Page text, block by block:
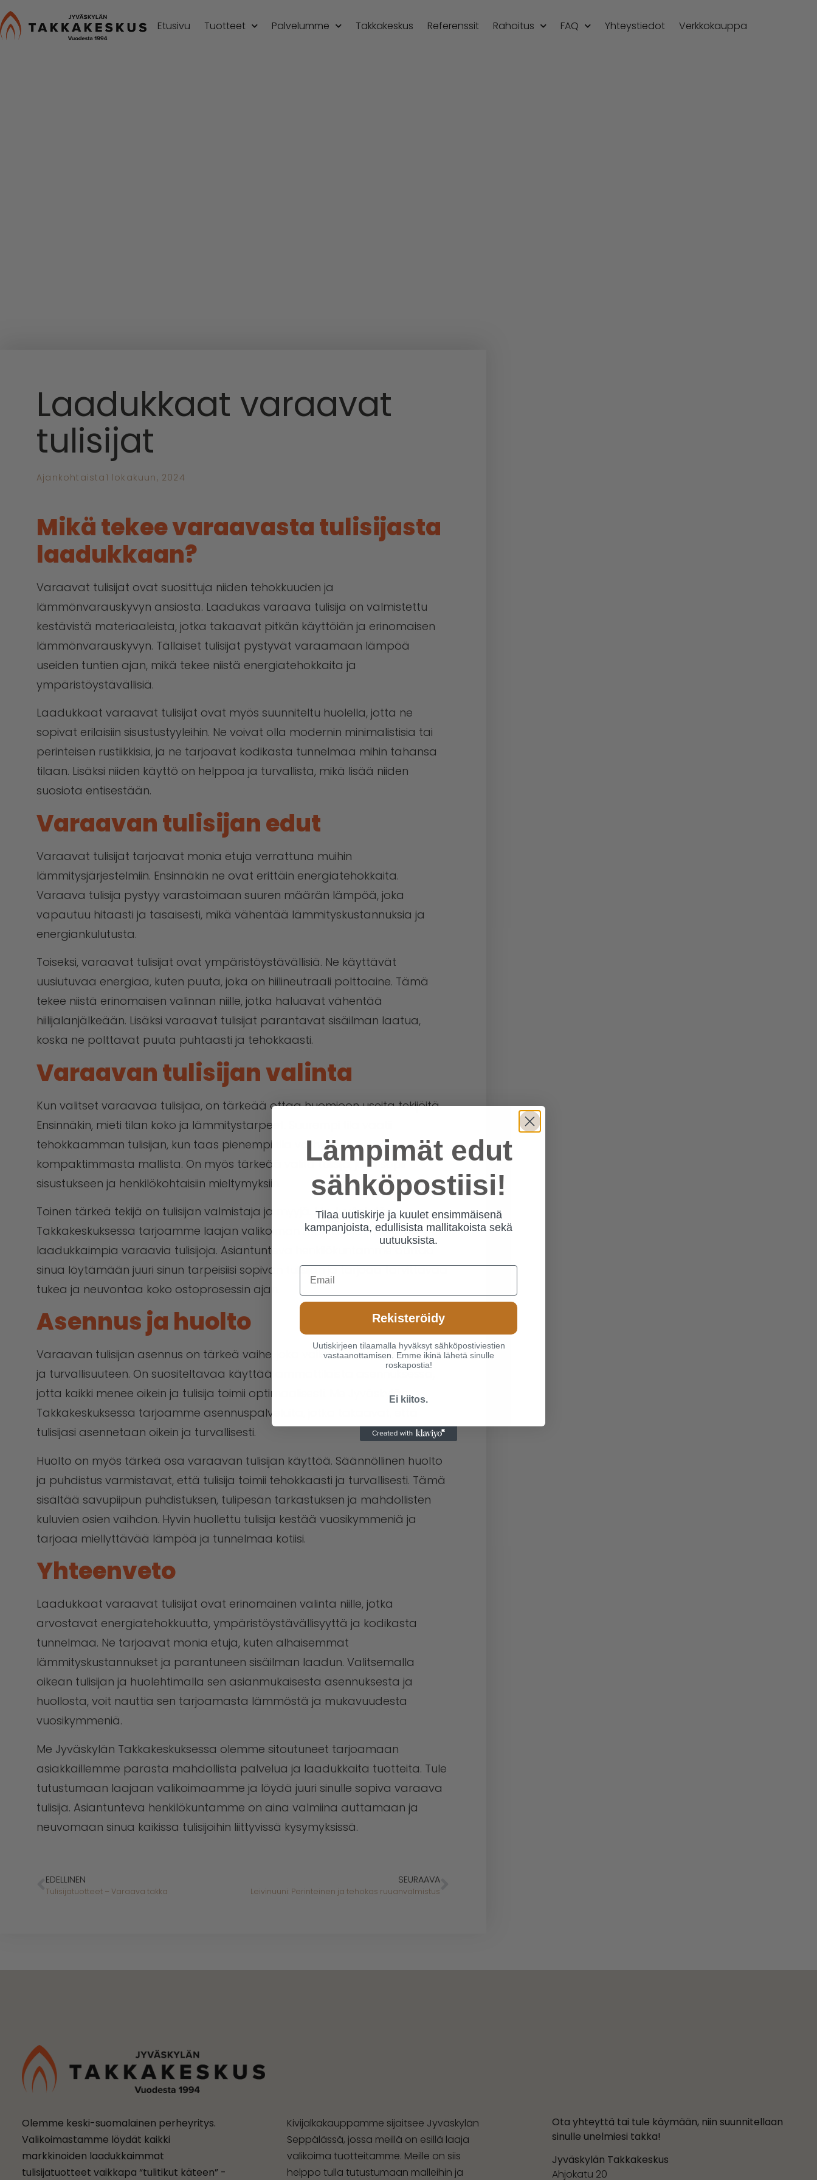
Etusivu Tuotteet Palvelumme Takkakeskus Referenssit Rahoitus FAQ Yhteystiedot Verkkokauppa
Laadukkaat varaavat
tulisijat
Ajankohtaista 1 lokakuun, 2024
Mikä tekee varaavasta tulisijasta
laadukkaan?
Varaavat tulisijat ovat suosittuja niiden tehokkuuden ja
lämmönvarauskyvyn ansiosta. Laadukas varaava tulisija on valmistettu
kestävistä materiaaleista, jotka takaavat pitkän käyttöiän ja erinomaisen
lämmönvarauskyvyn. Tällaiset tulisijat pystyvät varaamaan lämpöä
useiden tuntien ajan, mikä tekee niistä energiatehokkaita ja
ympäristöystävällisiä.
Laadukkaat varaavat tulisijat ovat myös suunniteltu huolella, jotta ne
sopivat erilaisiin sisustustyyleihin. Ne voivat olla modernin minimalistisia tai
perinteisen rustiikkisia, ja ne tarjoavat kodikasta tunnelmaa mihin tahansa
tilaan. Lisäksi niiden käyttö on helppoa ja turvallista, mikä lisää niiden
suosiota entisestään.
Varaavan tulisijan edut
Varaavat tulisijat tarjoavat monia etuja verrattuna muihin
lämmitysjärjestelmiin. Ensinnäkin ne ovat erittäin energiatehokkaita.
Varaava tulisija pystyy varastoimaan suuren määrän lämpöä, joka
vapautuu hitaasti ja tasaisesti, mikä vähentää lämmityskustannuksia ja
energiankulutusta.
Toiseksi, varaavat tulisijat ovat ympäristöystävällisiä. Ne käyttävät
uusiutuvaa energiaa, kuten puuta, joka on hiilineutraali polttoaine. Tämä
tekee niistä erinomaisen valinnan niille, jotka haluavat vähentää
hiilijalanjälkeään. Lisäksi varaavat tulisijat parantavat sisäilman laatua,
koska ne polttavat puuta puhtaasti ja tehokkaasti.
Varaavan tulisijan valinta
Kun valitset varaavaa tulisijaa, on tärkeää ottaa huomioon useita tekijöitä.
Ensinnäkin, mieti tilan koko ja lämmitystarpeet. Suurempi tila vaatii
tehokkaamman tulisijan, kun taas pienempi tila voi hyötyä
kompaktimmasta mallista. On myös tärkeää valita tulisija, joka sopii
sisustukseen ja henkilökohtaisiin mieltymyksiin.
Toinen tärkeä tekijä on tulisijan valmistaja ja myyjä. Me Jyväskylän
Takkakeskuksessa tarjoamme laajan valikoiman markkinoiden
laadukkaimpia varaavia tulisijoja. Asiantunteva henkilökuntamme auttaa
sinua löytämään juuri sinun tarpeisiisi sopivan tulisijan ja tarjoaa tarvittavaa
tukea ja neuvontaa koko ostoprosessin ajan.
Asennus ja huolto
Varaavan tulisijan asennus on tärkeä vaihe, joka vaikuttaa sen toimivuuteen
ja turvallisuuteen. On suositeltavaa käyttää ammattilaista asennuksessa,
jotta kaikki menee oikein ja tulisija toimii optimaalisesti. Me Jyväskylän
Takkakeskuksessa tarjoamme asennuspalveluita, jotka takaavat, että
tulisijasi asennetaan oikein ja turvallisesti.
Huolto on myös tärkeä osa varaavan tulisijan käyttöä. Säännöllinen huolto
ja puhdistus varmistavat, että tulisija toimii tehokkaasti ja turvallisesti. Tämä
sisältää savupiipun puhdistuksen, tulipesän tarkastuksen ja mahdollisten
kuluvien osien vaihdon. Hyvin huollettu tulisija kestää vuosikymmeniä ja
tarjoaa miellyttävää lämpöä ja tunnelmaa kotiisi.
Yhteenveto
Laadukkaat varaavat tulisijat ovat erinomainen valinta niille, jotka
arvostavat energiatehokkuutta, ympäristöystävällisyyttä ja kodikasta
tunnelmaa. Ne tarjoavat monia etuja, kuten alhaisemmat
lämmityskustannukset ja parantuneen sisäilman laadun. Valitsemalla
oikean tulisijan ja huolehtimalla sen asianmukaisesta asennuksesta ja
huollosta, voit nauttia sen tarjoamasta lämmöstä ja mukavuudesta
vuosikymmeniä.
Me Jyväskylän Takkakeskuksessa olemme sitoutuneet tarjoamaan
asiakkaillemme parasta mahdollista palvelua ja laadukkaita tuotteita. Tule
tutustumaan laajaan valikoimaamme ja löydä juuri sinulle sopiva varaava
tulisija. Asiantunteva henkilökuntamme on aina valmiina auttamaan ja
neuvomaan sinua kaikissa tulisijoihin liittyvissä kysymyksissä.
EDELLINEN
Tulisijatuotteet – Varaava takka
SEURAAVA
Leivinuuni: Perinteinen ja tehokas ruuanvalmistus
Olemme keski-suomalainen perheyritys.
Valikoimastamme löydät kaikki
markkinoiden laadukkaimmat
tulisijatuotteet vaikkapa “tulitikut käteen” -
Kivijalkakauppamme sijaitsee Jyväskylän
Seppälässä, jossa meillä on esillä laaja
valikoima tuotteitamme. Meille on siis
helppo tulla tutustumaan malleihin ja
Ota yhteyttä tai tule käymään, niin suunnitellaan
sinulle unelmiesi takka!
Jyväskylän Takkakeskus
Ahjokatu 20
Lämpimät edut
sähköpostiisi!
Tilaa uutiskirje ja kuulet ensimmäisenä
kampanjoista, edullisista mallitakoista sekä
uutuuksista.
Email
Rekisteröidy
Uutiskirjeen tilaamalla hyväksyt sähköpostiviestien
vastaanottamisen. Emme ikinä lähetä sinulle
roskapostia!
Ei kiitos.